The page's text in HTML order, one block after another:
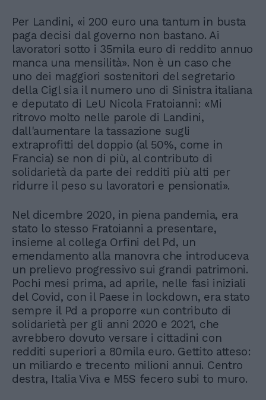
Per Landini, «i 200 euro una tantum in busta
paga decisi dal governo non bastano. Ai
lavoratori sotto i 35mila euro di reddito annuo
manca una mensilità». Non è un caso che
uno dei maggiori sostenitori del segretario
della Cigl sia il numero uno di Sinistra italiana
e deputato di LeU Nicola Fratoianni: «Mi
ritrovo molto nelle parole di Landini,
dall'aumentare la tassazione sugli
extraprofitti del doppio (al 50%, come in
Francia) se non di più, al contributo di
solidarietà da parte dei redditi più alti per
ridurre il peso su lavoratori e pensionati».
Nel dicembre 2020, in piena pandemia, era
stato lo stesso Fratoianni a presentare,
insieme al collega Orfini del Pd, un
emendamento alla manovra che introduceva
un prelievo progressivo sui grandi patrimoni.
Pochi mesi prima, ad aprile, nelle fasi iniziali
del Covid, con il Paese in lockdown, era stato
sempre il Pd a proporre «un contributo di
solidarietà per gli anni 2020 e 2021, che
avrebbero dovuto versare i cittadini con
redditi superiori a 80mila euro. Gettito atteso:
un miliardo e trecento milioni annui. Centro
destra, Italia Viva e M5S fecero subi to muro.